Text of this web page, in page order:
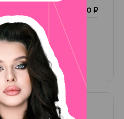
1 000 ₽